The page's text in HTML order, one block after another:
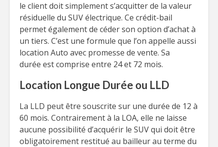
le client doit simplement s’acquitter de la valeur
résiduelle du SUV électrique. Ce crédit-bail
permet également de céder son option d’achat à
un tiers. C’est une formule que l’on appelle aussi
location Auto avec promesse de vente. Sa
durée est comprise entre 24 et 72 mois.
Location Longue Durée ou LLD
La LLD peut être souscrite sur une durée de 12 à
60 mois. Contrairement à la LOA, elle ne laisse
aucune possibilité d’acquérir le SUV qui doit être
obligatoirement restitué au bailleur au terme du